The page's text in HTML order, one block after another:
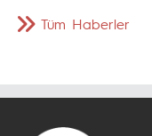
Tüm Haberler